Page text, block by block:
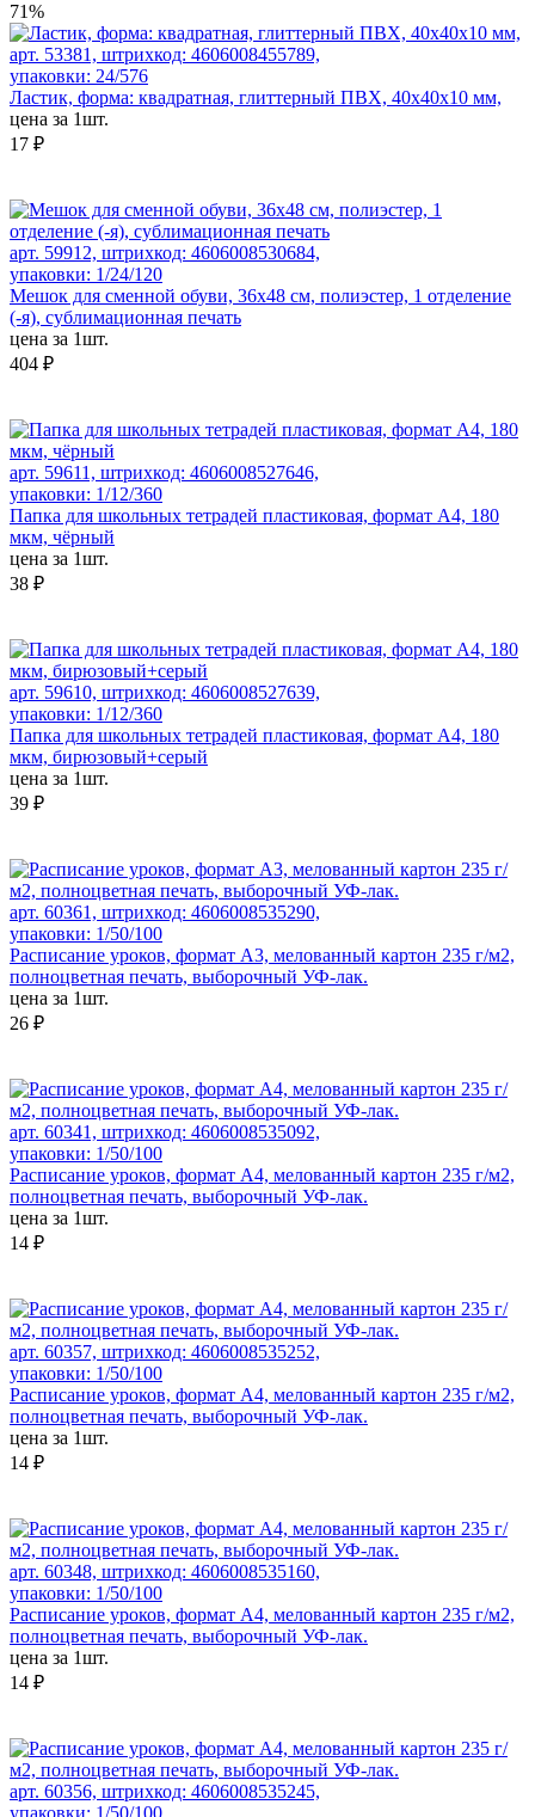
71%
арт. 53381, штрихкод: 4606008455789,
упаковки: 24/576
Ластик, форма: квадратная, глиттерный ПВХ, 40x40x10 мм,
цена за 1шт.
17 ₽
арт. 59912, штрихкод: 4606008530684,
упаковки: 1/24/120
Мешок для сменной обуви, 36х48 см, полиэстер, 1 отделение
(-я), сублимационная печать
цена за 1шт.
404 ₽
арт. 59611, штрихкод: 4606008527646,
упаковки: 1/12/360
Папка для школьных тетрадей пластиковая, формат А4, 180
мкм, чёрный
цена за 1шт.
38 ₽
арт. 59610, штрихкод: 4606008527639,
упаковки: 1/12/360
Папка для школьных тетрадей пластиковая, формат А4, 180
мкм, бирюзовый+серый
цена за 1шт.
39 ₽
арт. 60361, штрихкод: 4606008535290,
упаковки: 1/50/100
Расписание уроков, формат А3, мелованный картон 235 г/м2,
полноцветная печать, выборочный УФ-лак.
цена за 1шт.
26 ₽
арт. 60341, штрихкод: 4606008535092,
упаковки: 1/50/100
Расписание уроков, формат А4, мелованный картон 235 г/м2,
полноцветная печать, выборочный УФ-лак.
цена за 1шт.
14 ₽
арт. 60357, штрихкод: 4606008535252,
упаковки: 1/50/100
Расписание уроков, формат А4, мелованный картон 235 г/м2,
полноцветная печать, выборочный УФ-лак.
цена за 1шт.
14 ₽
арт. 60348, штрихкод: 4606008535160,
упаковки: 1/50/100
Расписание уроков, формат А4, мелованный картон 235 г/м2,
полноцветная печать, выборочный УФ-лак.
цена за 1шт.
14 ₽
арт. 60356, штрихкод: 4606008535245,